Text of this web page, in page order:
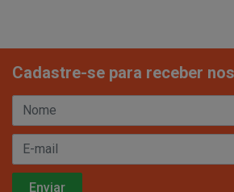
Cadastre-se para receber